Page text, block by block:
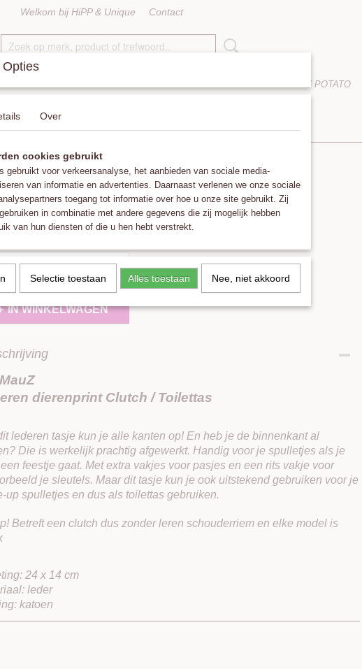
Welkom bij HiPP & Unique Contact
LUCKY POTATO
Clutch / Toilettas
Lederen dierenprint Clutch / Toilettas
€ 20,00 (inclusief btw 21%)
voorraad
IN WINKELWAGEN
dierenprint Clutch / Toilettas
lederen tasje kun je alle kanten op! En heb je de binnenkant al
Die is werkelijk prachtig afgewerkt. Handig voor je spulletjes als je
feestje gaat. Met extra vakjes voor pasjes en een rits vakje voor
je sleutels. Maar dit tasje kun je ook uitstekend gebruiken voor je
up spulletjes en dus als toilettas gebruiken.
Betreft een clutch dus zonder leren schouderriem en elke model is
24 x 14 cm
leder
katoen
Over
cookies gebruikt
gebruikt voor verkeersanalyse, het aanbieden van sociale media-
van informatie en advertenties. Daarnaast verlenen we onze sociale
toegang tot informatie over hoe u onze site gebruikt. Zij
in combinatie met andere gegevens die zij mogelijk hebben
van hun diensten of die u hen hebt verstrekt.
Selectie toestaan Alles toestaan Nee, niet akkoord